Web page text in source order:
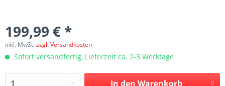
199,99 € *
inkl. MwSt.zzgl. Versandkosten
Sofort versandfertig, Lieferzeit ca. 2-3 Werktage
In den Warenkorb